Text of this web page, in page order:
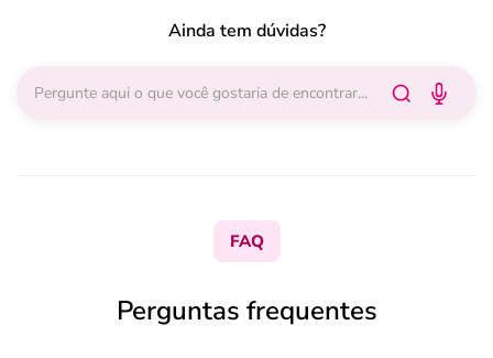
Ainda tem dúvidas?
FAQ
Perguntas frequentes